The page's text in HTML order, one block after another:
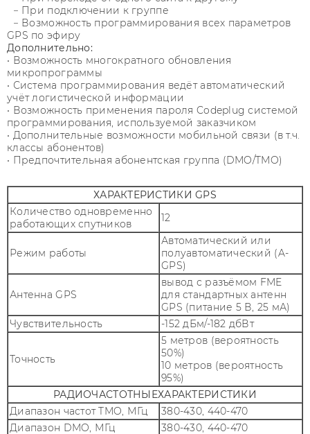
− При подключении к группе
− Возможность программирования всех параметров
GPS по эфиру
Дополнительно:
• Возможность многократного обновления
микропрограммы
• Система программирования ведёт автоматический
учёт логистической информации
• Возможность применения пароля Codeplug системой
программирования, используемой заказчиком
• Дополнительные возможности мобильной связи (в т.ч.
классы абонентов)
• Предпочтительная абонентская группа (DMO/TMO)
ХАРАКТЕРИСТИКИ GPS
Количество одновременно
работающих спутников
12
Режим работы
Автоматический или
полуавтоматический (A-
GPS)
Антенна GPS
вывод с разъёмом FME
для стандартных антенн
GPS (питание 5 В, 25 мА)
Чувствительность
-152 дБм/-182 дбВт
Точность
5 метров (вероятность
50%)
10 метров (вероятность
95%)
РАДИОЧАСТОТНЫЕХАРАКТЕРИСТИКИ
Диапазон частот TMO, МГц
380-430, 440-470
Диапазон DMO, МГц
380-430, 440-470